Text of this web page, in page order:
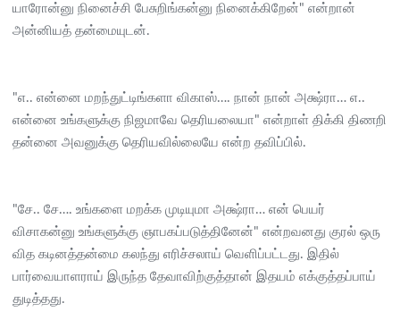
யாரோன்னு நினைச்சி பேசுறிங்கன்னு நினைக்கிறேன்" என்றான்
அன்னியத் தன்மையுடன்.
"எ.. என்னை மறந்துட்டிங்களா விகாஸ்…. நான் நான் அக்ஷ்ரா… எ..
என்னை உங்களுக்கு நிஜமாவே தெரியலையா" என்றாள் திக்கி திணறி
தன்னை அவனுக்கு தெரியவில்லையே என்ற தவிப்பில்.
"சே.. சே…. உங்களை மறக்க முடியுமா அக்ஷ்ரா… என் பெயர்
விசாகன்னு உங்களுக்கு ஞாபகப்படுத்தினேன்" என்றவனது குரல் ஒரு
வித கடினத்தன்மை கலந்து எரிச்சலாய் வெளிப்பட்டது. இதில்
பார்வையாளராய் இருந்த தேவாவிற்குத்தான் இதயம் எக்குத்தப்பாய்
துடித்தது.